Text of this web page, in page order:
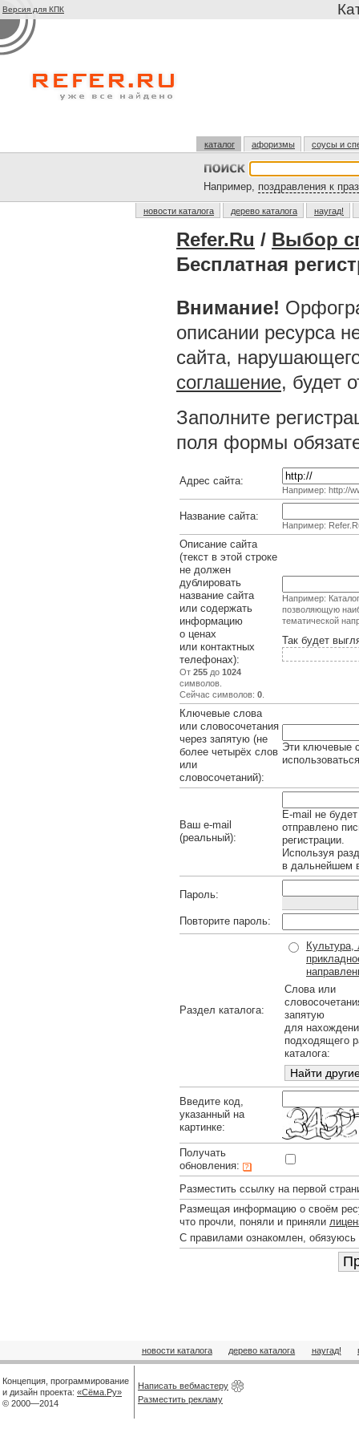
Версия для КПК
каталог афоризмы соусы и
Например, поздравления к
новости каталога дерево каталога наугад!
Refer.Ru / Выбор
Бесплатная
Внимание!
описании ресурса
сайта,
соглашение, будет
Заполните
поля формы
Адрес сайта:
Например: http://
Название сайта:
Например:
Описание сайта
(текст в этой строке
не должен
дублировать
название сайта
или содержать
информацию
о ценах
или контактных
телефонах):
От 255 до 1024
символов.
Сейчас символов: 0
Например:
позволяющую
тематической
Так будет
Ключевые слова
или словосочетания
через запятую (не
более четырёх слов
или
словосочетаний):
Эти ключевые
Ваш e-mail
(реальный):
E-mail не
отправлено
регистрации.
Используя
в дальнейшем
Пароль:
Повторите пароль:
Раздел каталога:
Культура,
Слова или
запятую
для
подходящего
каталога:
Введите код,
указанный на
картинке:
Получать
обновления:
Разместить ссылку на первой
Размещая информацию о своём
что прочли, поняли и приняли
С правилами ознакомлен,
новости каталога дерево каталога наугад!
Концепция, программирование
и дизайн проекта: «Сёма.Ру»
© 2000—2014
Написать вебмастеру
Разместить рекламу